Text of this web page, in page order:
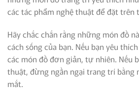
các tác phẩm nghệ thuật để đặt trên
Hãy chắc chắn rằng những món đồ
cách sống của bạn. Nếu bạn yêu
các món đồ đơn giản, tự nhiên. Nếu
thuật, đừng ngần ngại trang trí bằng
mắt.